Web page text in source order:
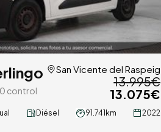
control
San Vicente del Raspeig
13.995€
13.075€
Diésel 91.741km 2022